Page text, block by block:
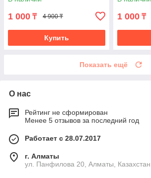
1 000 ₸ 4 900 ₸
Купить
1 000 ₸
Показать ещё
О нас
Рейтинг не сформирован
Менее 5 отзывов за последний год
Работает с 28.07.2017
г. Алматы
ул. Панфилова 20, Алматы, Казахстан